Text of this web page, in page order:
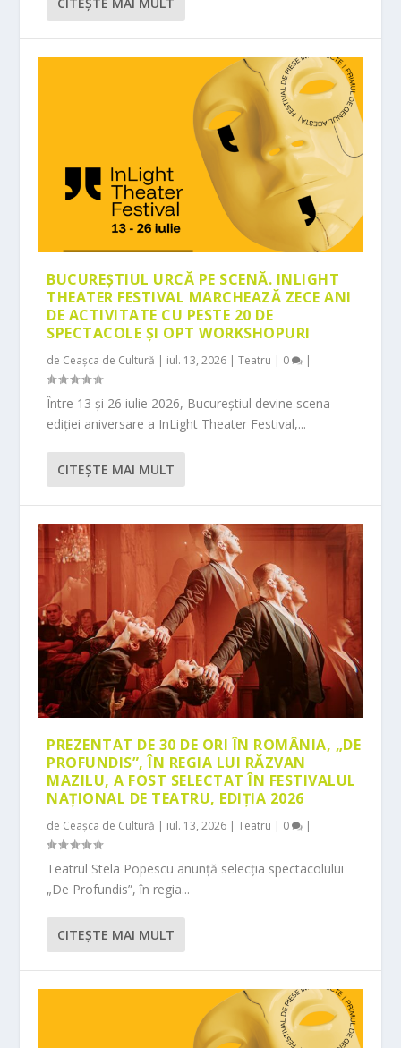
BUCUREȘTIUL URCĂ PE SCENĂ. INLIGHT
THEATER FESTIVAL MARCHEAZĂ ZECE ANI
DE ACTIVITATE CU PESTE 20 DE
SPECTACOLE ȘI OPT WORKSHOPURI
de Ceașca de Cultură | iul. 13, 2026 |Teatru | 0 |
Între 13 și 26 iulie 2026, Bucureștiul devine scena
ediției aniversare a InLight Theater Festival,...
CITEŞTE MAI MULT
PREZENTAT DE 30 DE ORI ÎN ROMÂNIA, „DE
PROFUNDIS”, ÎN REGIA LUI RĂZVAN
MAZILU, A FOST SELECTAT ÎN FESTIVALUL
NAȚIONAL DE TEATRU, EDIȚIA 2026
de Ceașca de Cultură | iul. 13, 2026 |Teatru | 0 |
Teatrul Stela Popescu anunță selecția spectacolului
„De Profundis”, în regia...
CITEŞTE MAI MULT